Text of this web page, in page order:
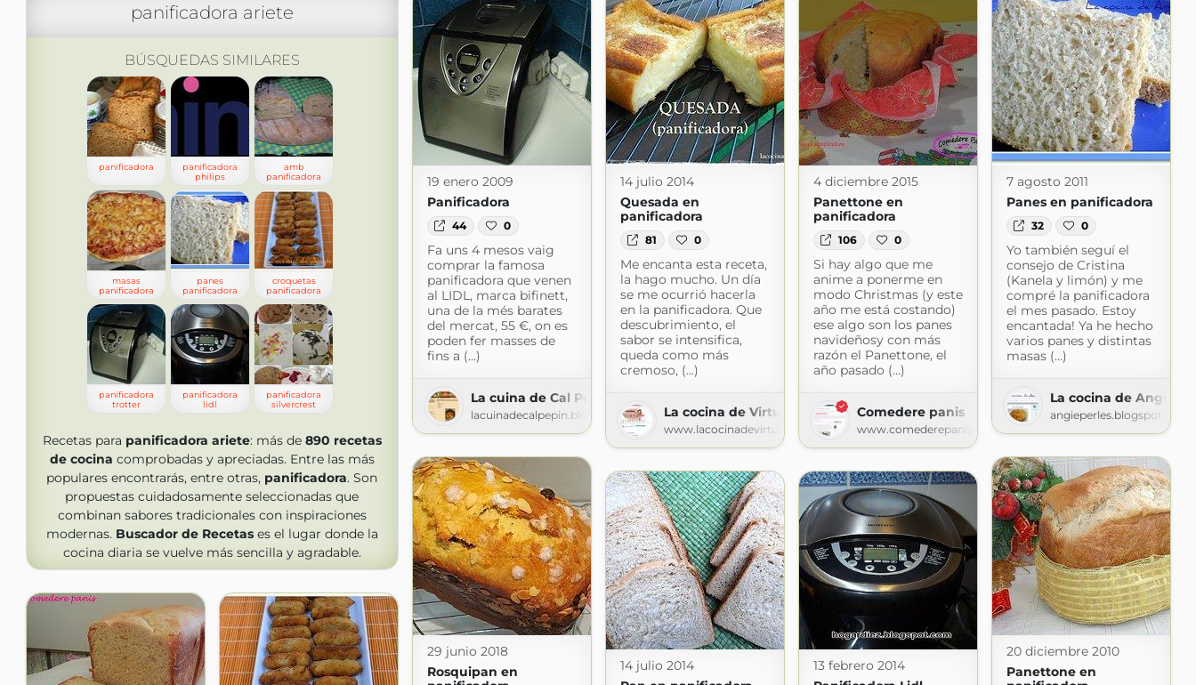
panificadora ariete
BÚSQUEDAS SIMILARES
panificadora
panificadora
philips
amb
panificadora
masas
panificadora
panes
panificadora
croquetas
panificadora
panificadora
trotter
panificadora
lidl
panificadora
silvercrest
Recetas para panificadora ariete: más de 890 recetas
de cocina comprobadas y apreciadas. Entre las más
populares encontrarás, entre otras, panificadora. Son
propuestas cuidadosamente seleccionadas que
combinan sabores tradicionales con inspiraciones
modernas. Buscador de Recetases el lugar donde la
cocina diaria se vuelve más sencilla y agradable.
19 enero 2009
Panificadora
44 0
Fa uns 4 mesos vaig
comprar la famosa
panificadora que venen
al LIDL, marca bifinett,
una de la més barates
del mercat, 55 €, on es
poden fer masses de
fins a (...)
La cuina de Cal Pepin
lacuinadecalpepin.blogspot.com
14 julio 2014
Quesada en
panificadora
81 0
Me encanta esta receta,
la hago mucho. Un día
se me ocurrió hacerla
en la panificadora. Que
descubrimiento, el
sabor se intensifica,
queda como más
cremoso, (...)
La cocina de Virtu
www.lacocinadevirtu.com
4 diciembre 2015
Panettone en
panificadora
106 0
Si hay algo que me
anime a ponerme en
modo Christmas (y este
año me está costando)
ese algo son los panes
navideñosy con más
razón el Panettone, el
año pasado (...)
Comedere panis
www.comederepanis.com
7 agosto 2011
Panes en panificadora
32 0
Yo también seguí el
consejo de Cristina
(Kanela y limón) y me
compré la panificadora
el mes pasado. Estoy
encantada! Ya he hecho
varios panes y distintas
masas (...)
La cocina de Angie
angieperles.blogspot.com
29 junio 2018
Rosquipan en
20 diciembre 2010
Panettone en
14 julio 2014
13 febrero 2014